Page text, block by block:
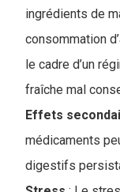
ingrédients de
consommation
le cadre d’un
fraîche mal
Effets
médicaments
digestifs